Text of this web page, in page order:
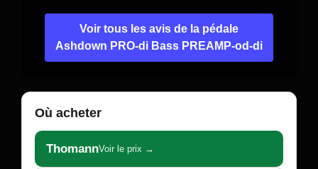
Voir tous les avis de la pédale
Ashdown PRO-di Bass PREAMP-od-di
Où acheter
ThomannVoir le prix →